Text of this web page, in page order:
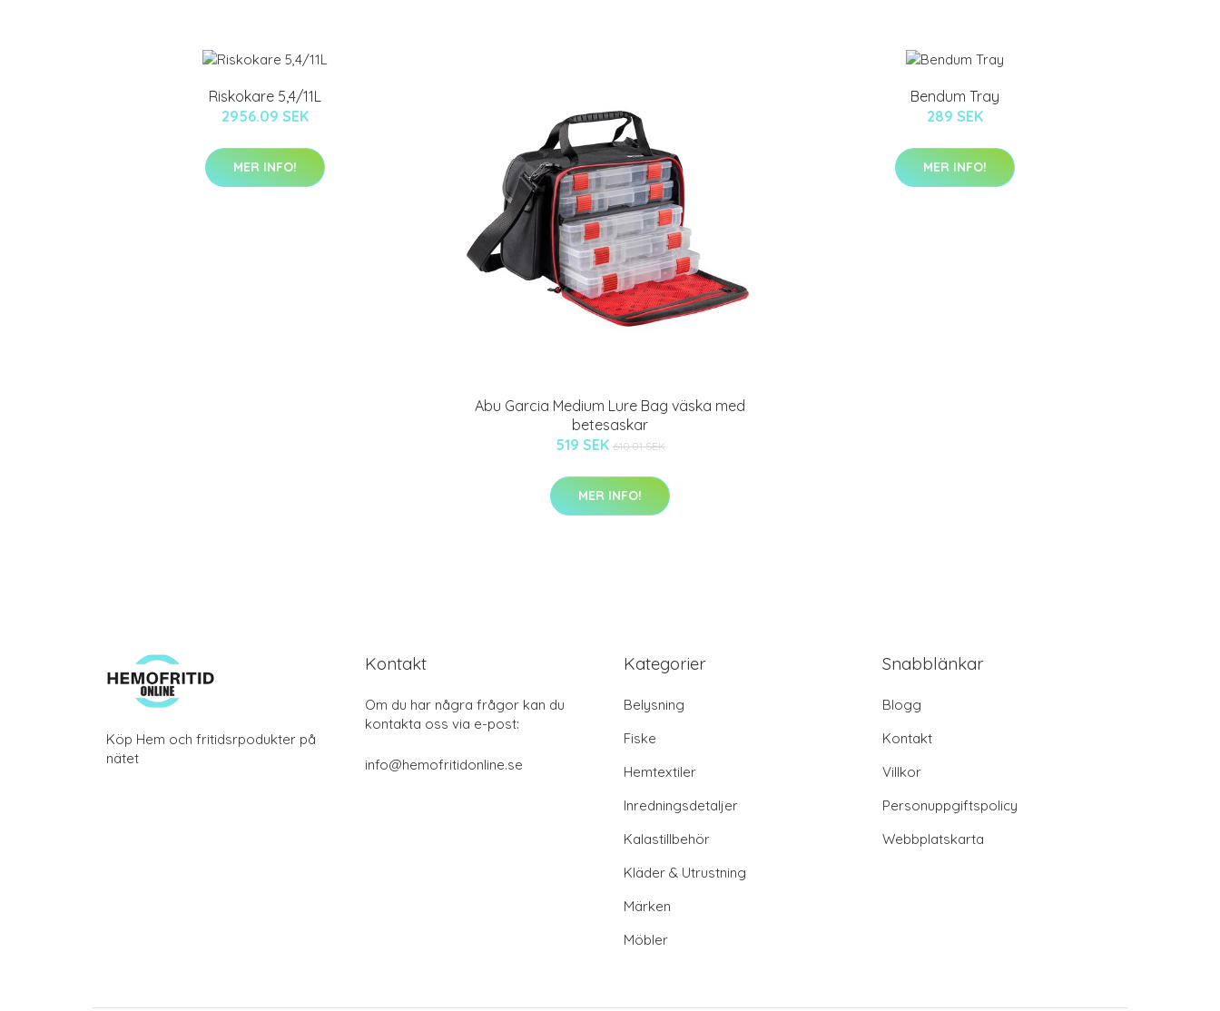
Riskokare 5,4/11L
2956.09 SEK
MER INFO!
Abu Garcia Medium Lure Bag väska med
betesaskar
519 SEK 610.01 SEK
MER INFO!
Bendum Tray
289 SEK
MER INFO!
Köp Hem och fritidsrpodukter på
nätet
Kontakt
Om du har några frågor kan du
kontakta oss via e-post:
info@hemofritidonline.se
Kategorier
Belysning
Fiske
Hemtextiler
Inredningsdetaljer
Kalastillbehör
Kläder & Utrustning
Märken
Möbler
Snabblänkar
Blogg
Kontakt
Villkor
Personuppgiftspolicy
Webbplatskarta